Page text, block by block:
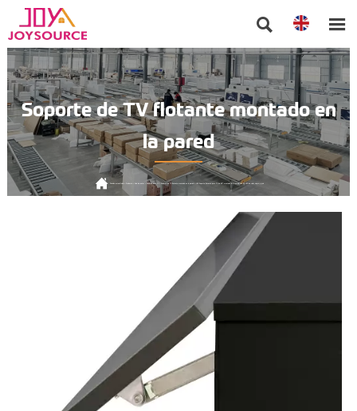
 
Soporte de TV flotante montado en
la pared
